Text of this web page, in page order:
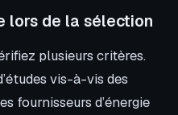
lors de la sélection
plusieurs critères.
vis-à-vis des
fournisseurs d’énergie